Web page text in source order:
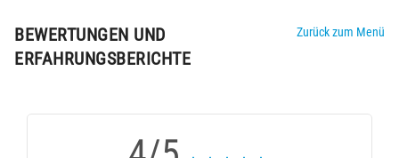
BEWERTUNGEN UND
ERFAHRUNGSBERICHTE
Zurück zum Menü